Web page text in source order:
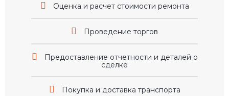
Оценка и расчет стоимости ремонта
Проведение торгов
Предоставление отчетности и деталей о
сделке
Покупка и доставка транспорта